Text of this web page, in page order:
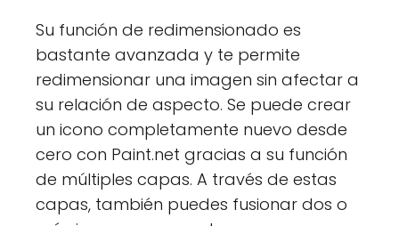
Su función de redimensionado es
bastante avanzada y te permite
redimensionar una imagen sin afectar a
su relación de aspecto. Se puede crear
un icono completamente nuevo desde
cero con Paint.net gracias a su función
de múltiples capas. A través de estas
capas, también puedes fusionar dos o